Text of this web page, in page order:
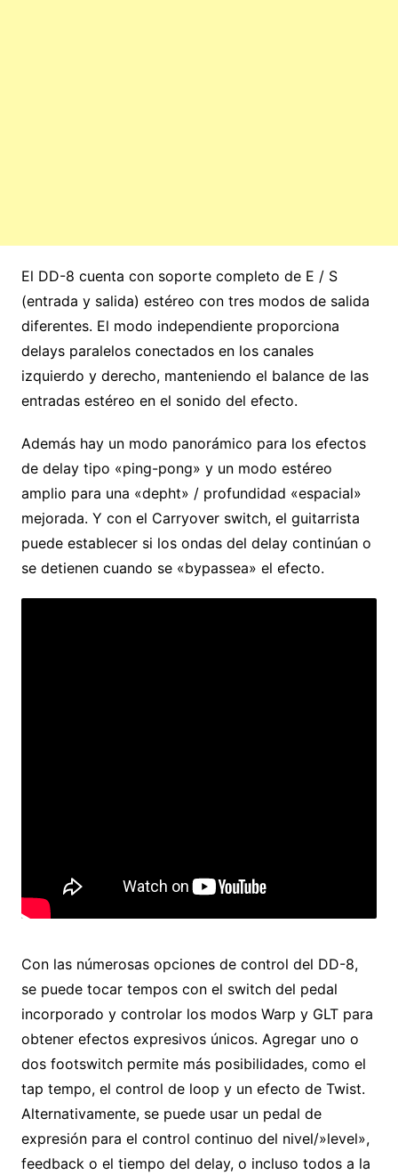
El DD-8 cuenta con soporte completo de E / S
(entrada y salida) estéreo con tres modos de salida
diferentes. El modo independiente proporciona
delays paralelos conectados en los canales
izquierdo y derecho, manteniendo el balance de las
entradas estéreo en el sonido del efecto.
Además hay un modo panorámico para los efectos
de delay tipo «ping-pong» y un modo estéreo
amplio para una «depht» / profundidad «espacial»
mejorada. Y con el Carryover switch, el guitarrista
puede establecer si los ondas del delay continúan o
se detienen cuando se «bypassea» el efecto.
Con las númerosas opciones de control del DD-8,
se puede tocar tempos con el switch del pedal
incorporado y controlar los modos Warp y GLT para
obtener efectos expresivos únicos. Agregar uno o
dos footswitch permite más posibilidades, como el
tap tempo, el control de loop y un efecto de Twist.
Alternativamente, se puede usar un pedal de
expresión para el control continuo del nivel/»level»,
feedback o el tiempo del delay, o incluso todos a la